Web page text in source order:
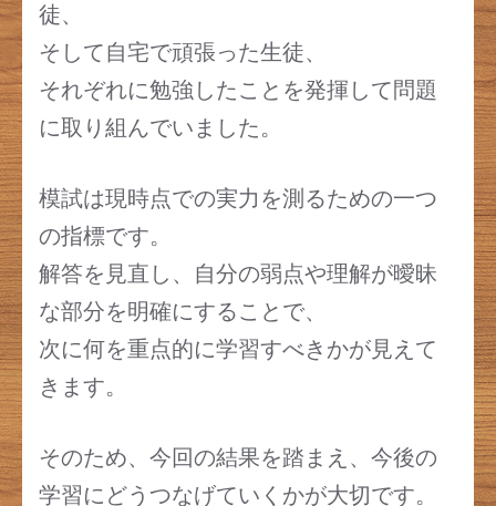
徒、
そして自宅で頑張った生徒、
それぞれに勉強したことを発揮して問題
に取り組んでいました。
模試は現時点での実力を測るための一つ
の指標です。
解答を見直し、自分の弱点や理解が曖昧
な部分を明確にすることで、
次に何を重点的に学習すべきかが見えて
きます。
そのため、今回の結果を踏まえ、今後の
学習にどうつなげていくかが大切です。